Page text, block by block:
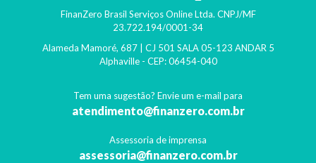
FinanZero Brasil Serviços Online Ltda. CNPJ/MF
23.722.194/0001-34
Alameda Mamoré, 687 | CJ 501 SALA 05-123 ANDAR 5
Alphaville- CEP: 06454-040
Tem uma sugestão? Envie um e-mail para
atendimento@finanzero.com.br
Assessoria de imprensa
assessoria@finanzero.com.br